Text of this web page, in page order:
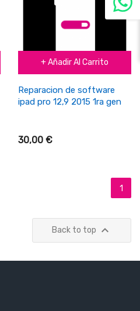
+ Añadir Al Carrito
Reparacion de software
ipad pro 12,9 2015 1ra gen
30,00 €
1
Back to top 